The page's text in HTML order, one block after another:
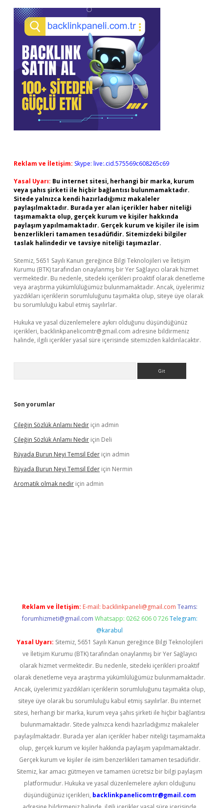
Reklam ve İletişim: Skype: live:.cid.575569c608265c69
Yasal Uyarı: Bu internet sitesi, herhangi bir marka, kurum
veya şahıs şirketi ile hiçbir bağlantısı bulunmamaktadır.
Sitede yalnızca kendi hazırladığımız makaleler
paylaşılmaktadır. Burada yer alan içerikler haber niteliği
taşımamakta olup, gerçek kurum ve kişiler hakkında
paylaşım yapılmamaktadır. Gerçek kurum ve kişiler ile isim
benzerlikleri tamamen tesadüfidir. Sitemizdeki bilgiler
taslak halindedir ve tavsiye niteliği taşımazlar.
Sitemiz, 5651 Sayılı Kanun gereğince Bilgi Teknolojileri ve İletişim
Kurumu (BTK) tarafından onaylanmış bir Yer Sağlayıcı olarak hizmet
vermektedir. Bu nedenle, sitedeki içerikleri proaktif olarak denetleme
veya araştırma yükümlülüğümüz bulunmamaktadır. Ancak, üyelerimiz
yazdıkları içeriklerin sorumluluğunu taşımakta olup, siteye üye olarak
bu sorumluluğu kabul etmiş sayılırlar.
Hukuka ve yasal düzenlemelere aykırı olduğunu düşündüğünüz
içerikleri, backlinkpanelicomtr@gmail.com adresine bildirmeniz
halinde, ilgili içerikler yasal süre içerisinde sitemizden kaldırılacaktır.
Son yorumlar
Çileğin Sözlük Anlamı Nedir için admin
Çileğin Sözlük Anlamı Nedir için Deli
Rüyada Burun Neyi Temsil Eder için admin
Rüyada Burun Neyi Temsil Eder için Nermin
Aromatik olmak nedir için admin
Reklam ve İletişim: E-mail: backlinkpaneli@gmail.com Teams:
forumhizmeti@gmail.com Whatsapp: 0262 606 0 726 Telegram:
@karabul
Yasal Uyarı: Sitemiz, 5651 Sayılı Kanun gereğince Bilgi Teknolojileri
ve İletişim Kurumu (BTK) tarafından onaylanmış bir Yer Sağlayıcı
olarak hizmet vermektedir. Bu nedenle, sitedeki içerikleri proaktif
olarak denetleme veya araştırma yükümlülüğümüz bulunmamaktadır.
Ancak, üyelerimiz yazdıkları içeriklerin sorumluluğunu taşımakta olup,
siteye üye olarak bu sorumluluğu kabul etmiş sayılırlar. Bu internet
sitesi, herhangi bir marka, kurum veya şahıs şirketi ile hiçbir bağlantısı
bulunmamaktadır. Sitede yalnızca kendi hazırladığımız makaleler
paylaşılmaktadır. Burada yer alan içerikler haber niteliği taşımamakta
olup, gerçek kurum ve kişiler hakkında paylaşım yapılmamaktadır.
Gerçek kurum ve kişiler ile isim benzerlikleri tamamen tesadüfidir.
Sitemiz, kar amacı gütmeyen ve tamamen ücretsiz bir bilgi paylaşım
platformudur. Hukuka ve yasal düzenlemelere aykırı olduğunu
düşündüğünüz içerikleri, backlinkpanelicomtr@gmail.com